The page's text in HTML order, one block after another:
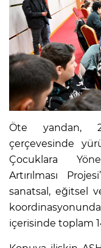
Öte yandan,
çerçevesinde
Çocuklara
Artırılması
sanatsal, eğitsel
içerisinde toplam